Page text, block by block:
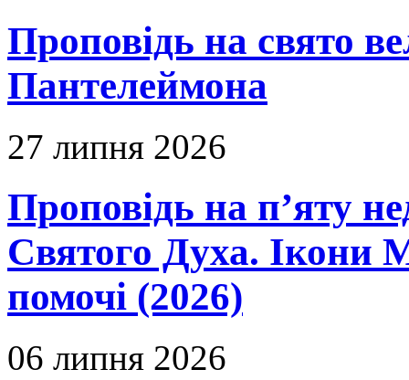
Проповідь на свято
Пантелеймона
27 липня 2026
Проповідь на п’яту
Святого Духа. Ікони
помочі (2026)
06 липня 2026